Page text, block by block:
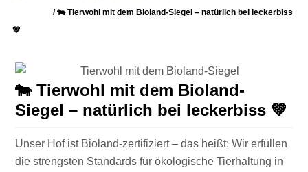
/🐄 Tierwohl mit dem Bioland-Siegel – natürlich bei leckerbiss
💚
🐄 Tierwohl mit dem Bioland-
Siegel – natürlich bei leckerbiss 💚
Unser Hof ist Bioland-zertifiziert – das heißt: Wir erfüllen
die strengsten Standards für ökologische Tierhaltung in